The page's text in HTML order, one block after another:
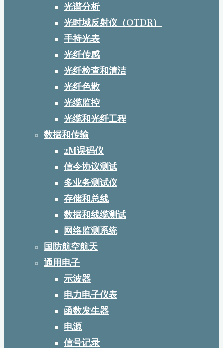
光谱分析
光时域反射仪（OTDR）
手持光表
光纤传感
光纤检查和清洁
光纤色散
光缆监控
光缆和光纤工程
数据和传输
2M误码仪
信令协议测试
多业务测试仪
存储和总线
数据和线缆测试
网络监测系统
国防航空航天
通用电子
示波器
电力电子仪表
函数发生器
电源
信号记录